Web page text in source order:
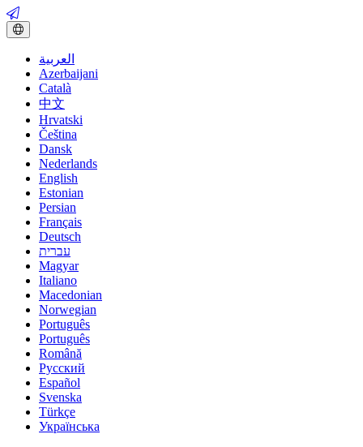
العربية
Azerbaijani
Català
中文
Hrvatski
Čeština
Dansk
Nederlands
English
Estonian
Persian
Français
Deutsch
עברית
Magyar
Italiano
Macedonian
Norwegian
Português
Português
Română
Русский
Español
Svenska
Türkçe
Українська